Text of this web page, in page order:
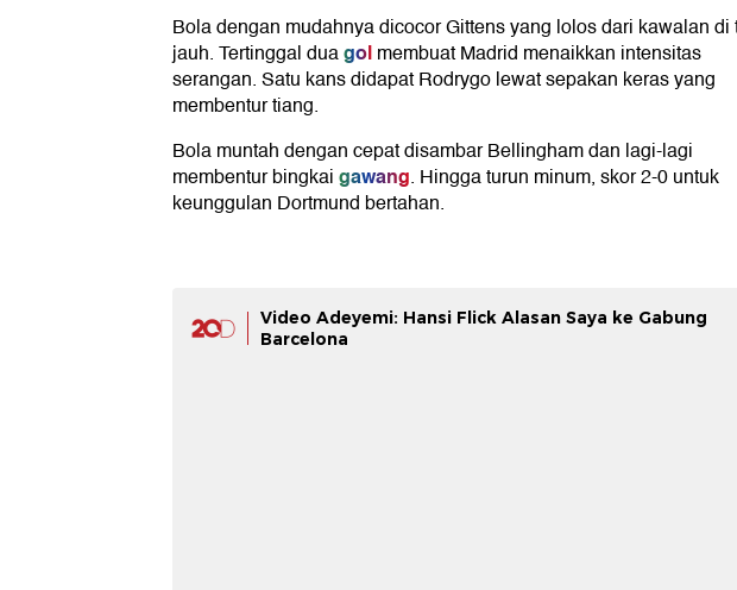
Bola dengan mudahnya dicocor Gittens yang lolos dari kawalan di
jauh. Tertinggal duagolmembuat Madrid menaikkan intensitas
serangan. Satu kans didapat Rodrygo lewat sepakan keras yang
membentur tiang.
Bola muntah dengan cepat disambar Bellingham dan lagi-lagi
membentur bingkaigawang. Hingga turun minum, skor 2-0 untuk
keunggulan Dortmund bertahan.
Video Adeyemi: Hansi Flick Alasan Saya ke Gabung
Barcelona